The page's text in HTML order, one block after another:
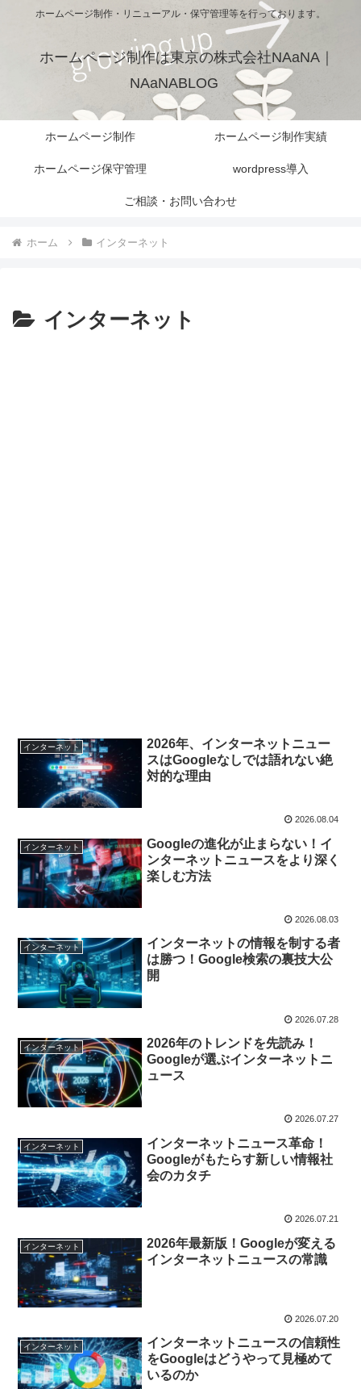
ホームページ制作・リニューアル・保守管理等を行っております。
ホームページ制作は東京の株式会社NAaNA｜
NAaNABLOG
ホームページ制作 ホームページ制作実績
ホームページ保守管理 wordpress導入
ご相談・お問い合わせ
ホーム インターネット
インターネット
インターネット
2026年、インターネットニュー
スはGoogleなしでは語れない絶
対的な理由
2026.08.04
インターネット
Googleの進化が止まらない！イ
ンターネットニュースをより深く
楽しむ方法
2026.08.03
インターネット
インターネットの情報を制する者
は勝つ！Google検索の裏技大公
開
2026.07.28
インターネット
2026年のトレンドを先読み！
Googleが選ぶインターネットニ
ュース
2026.07.27
インターネット
インターネットニュース革命！
Googleがもたらす新しい情報社
会のカタチ
2026.07.21
インターネット
2026年最新版！Googleが変える
インターネットニュースの常識
2026.07.20
インターネット
インターネットニュースの信頼性
をGoogleはどうやって見極めて
いるのか